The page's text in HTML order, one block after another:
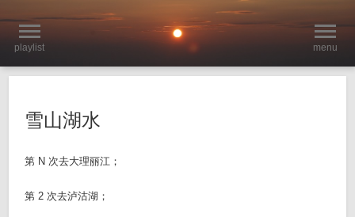
playlist menu
雪山湖水
第 N 次去大理丽江；
第 2 次去泸沽湖；